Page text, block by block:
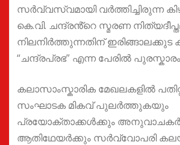
സർവ്വസ്വമായി വർത്തിച്ചിരുന്ന
കെ.വി. ചന്ദ്രൻ്റെ സ്മരണ
നിലനിർത്തുന്നതിന് ഇരിങ്ങാലക്കുട
“ചന്ദ്രപ്രഭ” എന്ന പേരിൽ
കലാസാംസ്കാരിക മേഖലകളിൽ
സംഘാടക മികവ് പുലർത്തുകയും
പ്രയോക്താക്കൾക്കും
ആതിഥേയർക്കും സർവ്വോപരി